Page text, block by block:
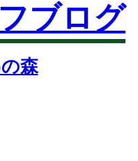
ブログ
森